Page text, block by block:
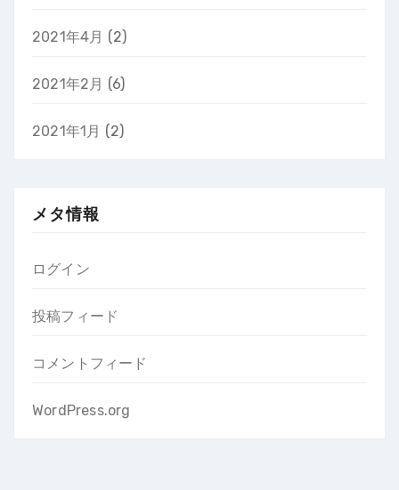
2021年4月 (2)
2021年2月 (6)
2021年1月 (2)
メタ情報
ログイン
投稿フィード
コメントフィード
WordPress.org